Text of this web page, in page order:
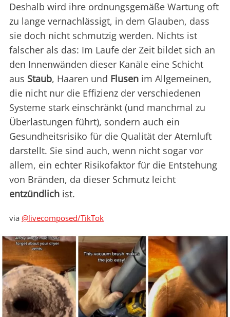
Deshalb wird ihre ordnungsgemäße Wartung oft
zu lange vernachlässigt, in dem Glauben, dass
sie doch nicht schmutzig werden. Nichts ist
falscher als das: Im Laufe der Zeit bildet sich an
den Innenwänden dieser Kanäle eine Schicht
aus Staub, Haaren und Flusen im Allgemeinen,
die nicht nur die Effizienz der verschiedenen
Systeme stark einschränkt (und manchmal zu
Überlastungen führt), sondern auch ein
Gesundheitsrisiko für die Qualität der Atemluft
darstellt. Sie sind auch, wenn nicht sogar vor
allem, ein echter Risikofaktor für die Entstehung
von Bränden, da dieser Schmutz leicht
entzündlich ist.
via @livecomposed/TikTok